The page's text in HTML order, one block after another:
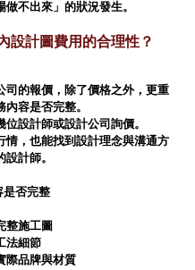
不出來」的狀況發生。
設計圖費用的合理性？
司的報價，除了價格之外，更重
容是否完整。
設計師或設計公司詢價。
情，也能找到設計理念與溝通方
計師。
是否完整
整施工圖
法細節
際品牌與材質